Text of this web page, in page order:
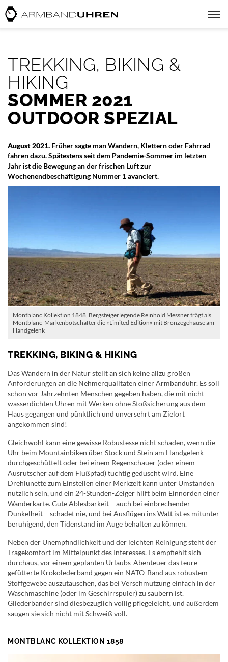
TREKKING, BIKING &
HIKING
SOMMER 2021
OUTDOOR SPEZIAL
August 2021. Früher sagte man Wandern, Klettern oder Fahrrad
fahren dazu. Spätestens seit dem Pandemie-Sommer im letzten
Jahr ist die Bewegung an der frischen Luft zur
Wochenendbeschäftigung Nummer 1 avanciert.
Montblanc Kollektion 1848, Bergsteigerlegende Reinhold Messner trägt als
Montblanc-Markenbotschafter die «Limited Edition» mit Bronzegehäuse am
Handgelenk
TREKKING, BIKING & HIKING
Das Wandern in der Natur stellt an sich keine allzu großen
Anforderungen an die Nehmerqualitäten einer Armbanduhr. Es soll
schon vor Jahrzehnten Menschen gegeben haben, die mit nicht
wasserdichten Uhren mit Werken ohne Stoßsicherung aus dem
Haus gegangen und pünktlich und unversehrt am Zielort
angekommen sind!
Gleichwohl kann eine gewisse Robustesse nicht schaden, wenn die
Uhr beim Mountainbiken über Stock und Stein am Handgelenk
durchgeschüttelt oder bei einem Regenschauer (oder einem
Ausrutscher auf dem Flußpfad) tüchtig geduscht wird. Eine
Drehlünette zum Einstellen einer Merkzeit kann unter Umständen
nützlich sein, und ein 24-Stunden-Zeiger hilft beim Einnorden einer
Wanderkarte. Gute Ablesbarkeit – auch bei einbrechender
Dunkelheit – schadet nie, und bei Ausflügen ins Watt ist es mitunter
beruhigend, den Tidenstand im Auge behalten zu können.
Neben der Unempfindlichkeit und der leichten Reinigung steht der
Tragekomfort im Mittelpunkt des Interesses. Es empfiehlt sich
durchaus, vor einem geplanten Urlaubs-Abenteuer das teure
gefütterte Krokolederband gegen ein NATO-Band aus robustem
Stoffgewebe auszutauschen, das bei Verschmutzung einfach in der
Waschmaschine (oder im Geschirrspüler) zu säubern ist.
Gliederbänder sind diesbezüglich völlig pflegeleicht, und außerdem
saugen sie sich nicht mit Schweiß voll.
MONTBLANC KOLLEKTION 1858